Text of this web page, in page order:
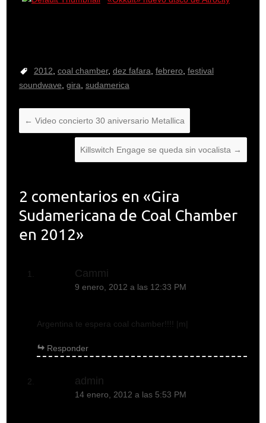
2012 coal chamber, dez fafara febrero festival
soundwave gira sudamerica
← Video concierto 30 aniversario Metallica
Killswitch Engage se queda sin vocalista →
2 comentarios en «Gira
Sudamericana de Coal Chamber
en 2012»
Cammi
9 enero, 2012 a las 12:33 PM
Argentina te espera coal chamber!!!! |m|
Responder
admin
14 enero, 2012 a las 5:53 PM